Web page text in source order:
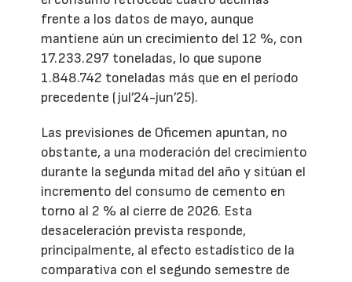
frente a los datos de mayo, aunque
mantiene aún un crecimiento del 12 %, con
17.233.297 toneladas, lo que supone
1.848.742 toneladas más que en el período
precedente (jul’24-jun’25).
Las previsiones de Oficemen apuntan, no
obstante, a una moderación del crecimiento
durante la segunda mitad del año y sitúan el
incremento del consumo de cemento en
torno al 2 % al cierre de 2026. Esta
desaceleración prevista responde,
principalmente, al efecto estadístico de la
comparativa con el segundo semestre de